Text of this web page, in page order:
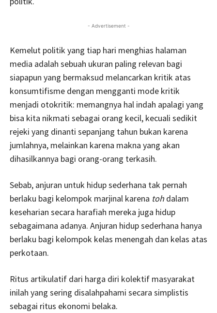
- Advertisement -
Kemelut politik yang tiap hari menghias halaman
media adalah sebuah ukuran paling relevan bagi
siapapun yang bermaksud melancarkan kritik atas
konsumtifisme dengan mengganti mode kritik
menjadi otokritik: memangnya hal indah apalagi yang
bisa kita nikmati sebagai orang kecil, kecuali sedikit
rejeki yang dinanti sepanjang tahun bukan karena
jumlahnya, melainkan karena makna yang akan
dihasilkannya bagi orang-orang terkasih.
Sebab, anjuran untuk hidup sederhana tak pernah
berlaku bagi kelompok marjinal karena toh dalam
keseharian secara harafiah mereka juga hidup
sebagaimana adanya. Anjuran hidup sederhana hanya
berlaku bagi kelompok kelas menengah dan kelas atas
perkotaan.
Ritus artikulatif dari harga diri kolektif masyarakat
inilah yang sering disalahpahami secara simplistis
sebagai ritus ekonomi belaka.